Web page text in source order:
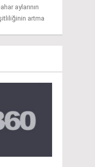
aylarının
artma